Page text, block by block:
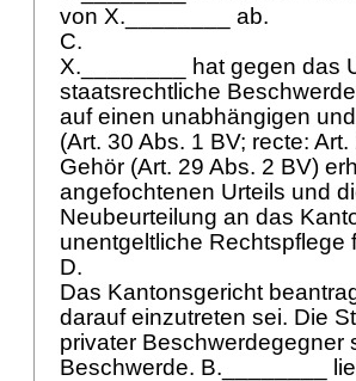
von X.________ ab.
C.
X.________ hat gegen das
staatsrechtliche
auf einen unabhängigen
(Art. 30 Abs. 1 BV; recte: Art.
Gehör (Art. 29 Abs. 2 BV)
angefochtenen Urteils und
Neubeurteilung an das
unentgeltliche
D.
Das Kantonsgericht
darauf einzutreten sei. Die
privater Beschwerdegegner
Beschwerde. B.________